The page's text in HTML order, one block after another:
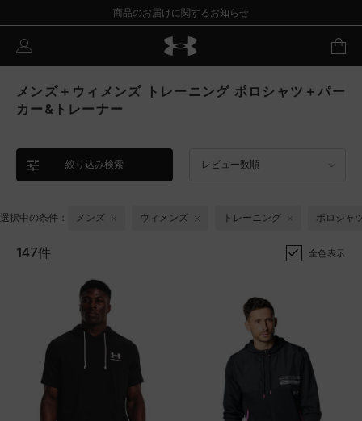
商品のお届けに関するお知らせ
メンズ＋ウィメンズ トレーニング ポロシャツ＋パー
カー&トレーナー
絞り込み検索 レビュー数順
選択中の条件： メンズ ウィメンズ トレーニング ポロシャ
147件 全色表示